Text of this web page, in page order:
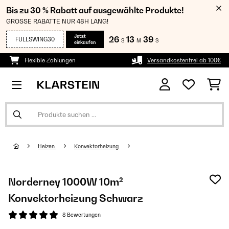
Bis zu 30 % Rabatt auf ausgewählte Produkte!
GROSSE RABATTE NUR 48H LANG!
FULLSWING30
Jetzt
einkaufen
26 S 13 M 38 S
Flexible Zahlungen Versandkostenfrei ab 100€
Heizen Konvektorheizung
Norderney 1000W 10m²
Konvektorheizung Schwarz
8 Bewertungen